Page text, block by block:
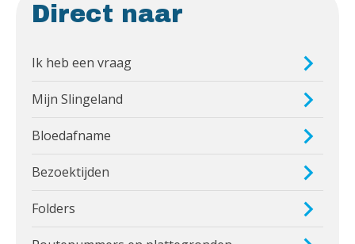
Direct naar
Ik heb een vraag
Mijn Slingeland
Bloedafname
Bezoektijden
Folders